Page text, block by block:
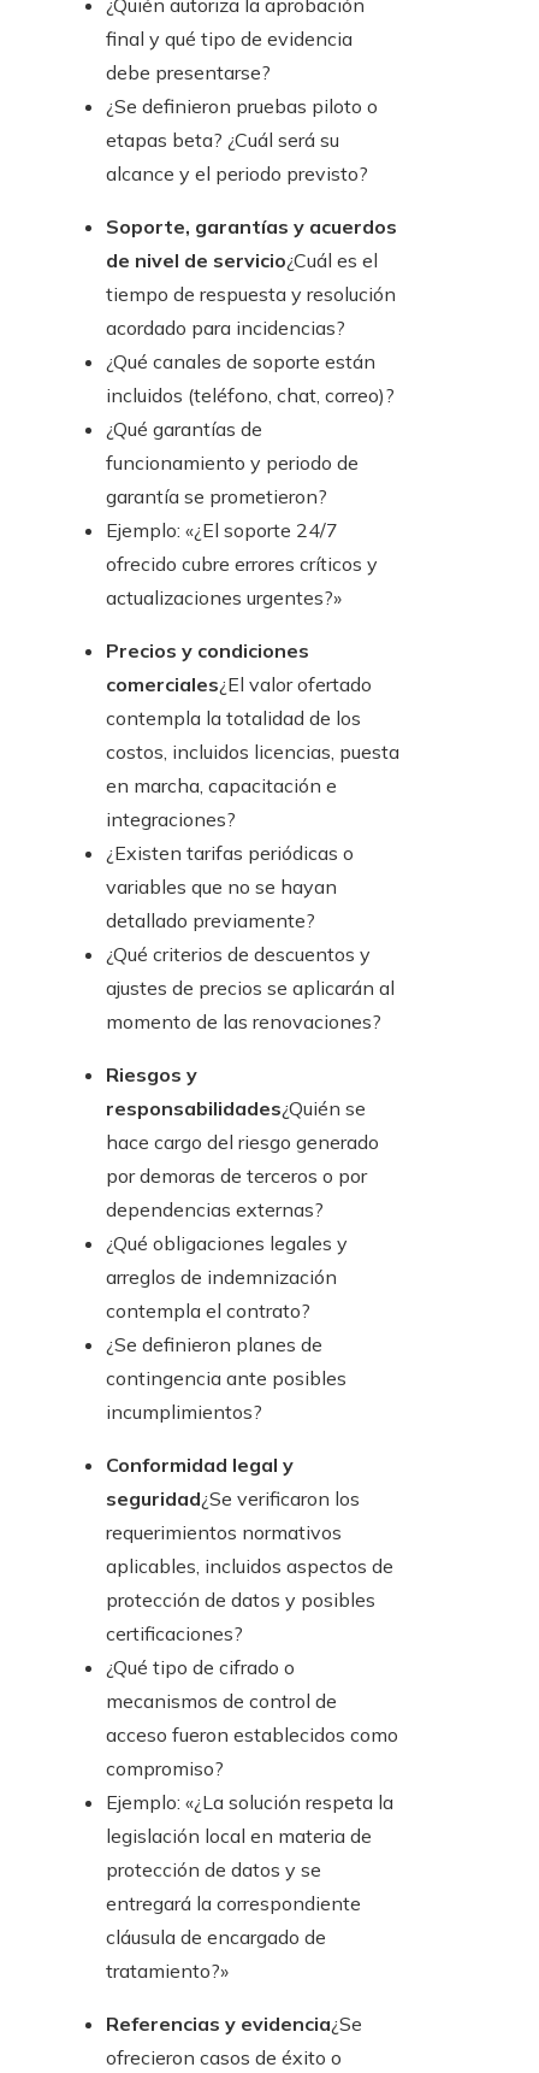
¿Quién autoriza la aprobación
final y qué tipo de evidencia
debe presentarse?
¿Se definieron pruebas piloto o
etapas beta? ¿Cuál será su
alcance y el periodo previsto?
Soporte, garantías y acuerdos
de nivel de servicio¿Cuál es el
tiempo de respuesta y resolución
acordado para incidencias?
¿Qué canales de soporte están
incluidos (teléfono, chat, correo)?
¿Qué garantías de
funcionamiento y periodo de
garantía se prometieron?
Ejemplo: «¿El soporte 24/7
ofrecido cubre errores críticos y
actualizaciones urgentes?»
Precios y condiciones
comerciales¿El valor ofertado
contempla la totalidad de los
costos, incluidos licencias, puesta
en marcha, capacitación e
integraciones?
¿Existen tarifas periódicas o
variables que no se hayan
detallado previamente?
¿Qué criterios de descuentos y
ajustes de precios se aplicarán al
momento de las renovaciones?
Riesgos y
responsabilidades¿Quién se
hace cargo del riesgo generado
por demoras de terceros o por
dependencias externas?
¿Qué obligaciones legales y
arreglos de indemnización
contempla el contrato?
¿Se definieron planes de
contingencia ante posibles
incumplimientos?
Conformidad legal y
seguridad¿Se verificaron los
requerimientos normativos
aplicables, incluidos aspectos de
protección de datos y posibles
certificaciones?
¿Qué tipo de cifrado o
mecanismos de control de
acceso fueron establecidos como
compromiso?
Ejemplo: «¿La solución respeta la
legislación local en materia de
protección de datos y se
entregará la correspondiente
cláusula de encargado de
tratamiento?»
Referencias y evidencia¿Se
ofrecieron casos de éxito o